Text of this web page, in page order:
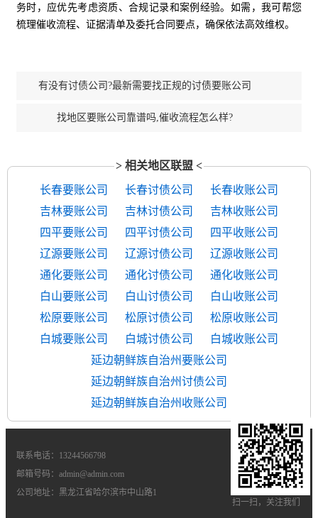
务时，应优先考虑资质、合规记录和案例经验。如需，我可帮您
梳理催收流程、证据清单及委托合同要点，确保依法高效维权。
有没有讨债公司?最新需要找正规的讨债要账公司
找地区要账公司靠谱吗,催收流程怎么样?
> 相关地区联盟 <
长春要账公司
长春讨债公司
长春收账公司
吉林要账公司
吉林讨债公司
吉林收账公司
四平要账公司
四平讨债公司
四平收账公司
辽源要账公司
辽源讨债公司
辽源收账公司
通化要账公司
通化讨债公司
通化收账公司
白山要账公司
白山讨债公司
白山收账公司
松原要账公司
松原讨债公司
松原收账公司
白城要账公司
白城讨债公司
白城收账公司
延边朝鲜族自治州要账公司
延边朝鲜族自治州讨债公司
延边朝鲜族自治州收账公司
联系电话：13244566798
邮箱号码：admin@admin.com
公司地址：黑龙江省哈尔滨市中山路1
扫一扫，关注我们